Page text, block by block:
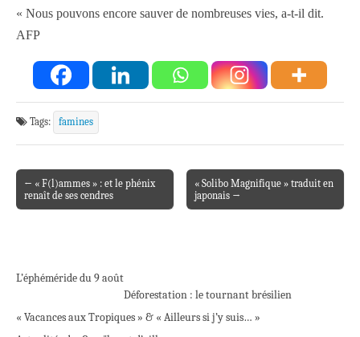
« Nous pouvons encore sauver de nombreuses vies, a-t-il dit.
AFP
Tags: famines
Post navigation
← « F(l)ammes » : et le phénix
renaît de ses cendres
« Solibo Magnifique » traduit en
japonais →
L’éphéméride du 9 août
Déforestation : le tournant brésilien
« Vacances aux Tropiques » & « Ailleurs si j’y suis… »